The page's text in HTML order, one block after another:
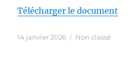
Télécharger le document
Publié
14 janvier 2026 Catégories
Non classé